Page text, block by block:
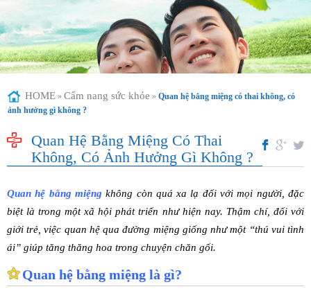
HOME » Cẩm nang sức khỏe » Quan hệ bằng miệng có thai không, có
ảnh hưởng gì không ?
Quan Hệ Bằng Miệng Có Thai
Không, Có Ảnh Hưởng Gì Không ?
Quan hệ bằng miệng không còn quá xa lạ đối với mọi người, đặc
biệt là trong một xã hội phát triển như hiện nay. Thậm chí, đối với
giới trẻ, việc quan hệ qua đường miệng giống như một “thú vui tình
ái” giúp tăng thăng hoa trong chuyện chăn gối.
Quan hệ bằng miệng là gì?